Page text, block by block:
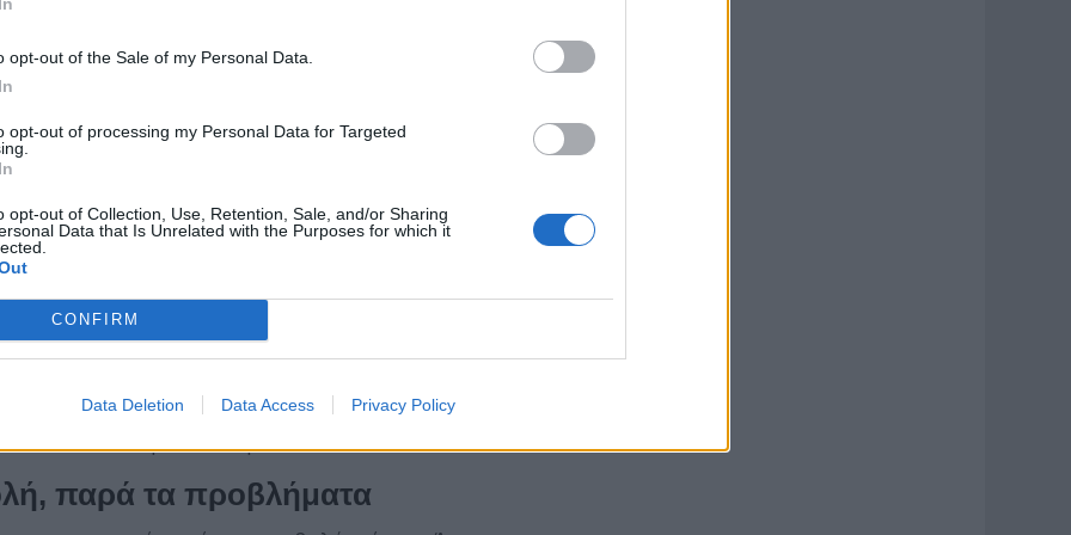
opt-out of the Sale of my Personal Data.
opt-out of processing my Personal Data for Targeted
opt-out of Collection, Use, Retention, Sale, and/or Sharing
Data that Is Unrelated with the Purposes for which it
CONFIRM
Data Deletion Data Access Privacy Policy
μετακινήσεων των ποδοσφαιριστών
στιγμή που οι άνθρωποι του ΠΑΟΚ
των «μικρών», αυτό που έχει
τηρήσουν στάση «παρατηρητή». Να
στη συνέχεια να συζητήσουν κάθε
από όλους.
στα σενάρια
ομάδες που ξεκάθαρα δεν είναι υπέρ της
τέτοιο ενδεχόμενο θα βοηθούσε τους
με τον Ολυμπιακό σε γεμάτη Λεωφόρο. Στο
ο Παναθηναϊκός λογίζεται σε αυτούς
του πρωταθλήματος.
παρά τα προβλήματα